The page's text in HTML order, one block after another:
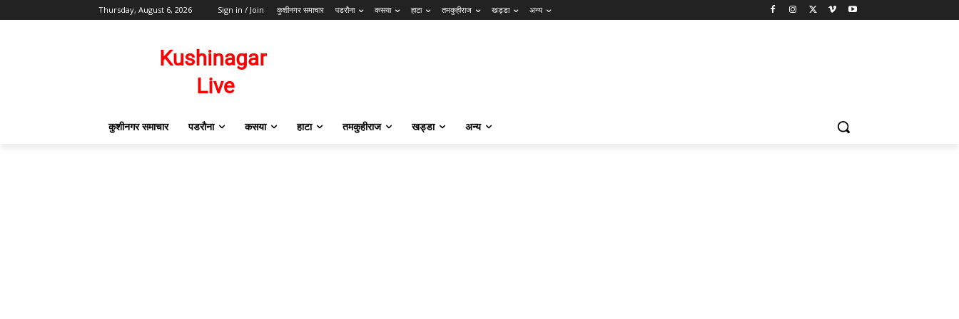
Thursday, August 6, 2026 Sign in / Join कुशीनगर समाचार पडरौना कसया हाटा तमकुहीराज खड्डा अन्य
कुशीनगर समाचार पडरौना कसया हाटा तमकुहीराज खड्डा अन्य